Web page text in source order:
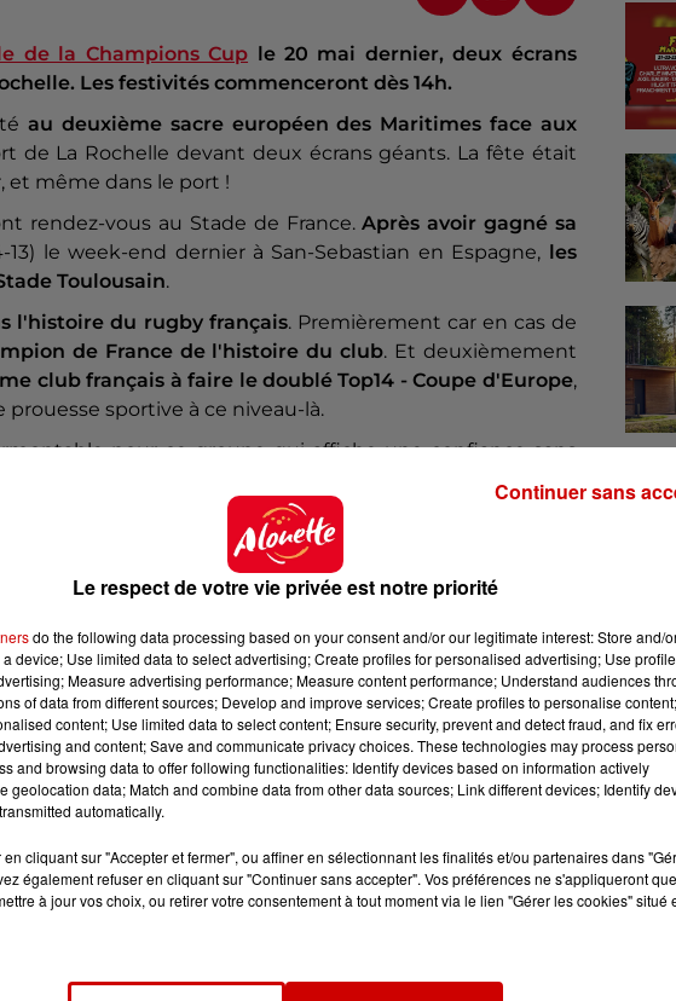
de la Champions Cup le 20 mai dernier, deux écrans
Les festivités commenceront dès 14h.
au deuxième sacre européen des Maritimes face aux
de La Rochelle devant deux écrans géants. La fête était
et même dans le port !
rendez-vous au Stade de France.Après avoir gagné sa
13) le week-end dernier à San-Sebastian en Espagne, les
Toulousain.
l'histoire du rugby français. Premièrement car en cas de
de France de l'histoire du club. Et deuxièmement
club français à faire le doublé Top14 - Coupe d'Europe,
prouesse sportive à ce niveau-là.
pour ce groupe qui affiche une confiance sans
de Romain Sazy,
. D'abord par les supporters présents au Stade de France.
qui resteront dans la cité rochelaise
du match sur le Vieux-Port, grâce à l'installation
à la circulation.
sera très bas à partir de 20h30, il seraformellement
Le respect de votre vie privée est notre priorité
do the following data processing based on your consent and/or our legitimate interest: Store and/
device; Use limited data to select advertising; Create profiles for personalised advertising; Use
Measure advertising performance; Measure content performance; Understand audiences
of data from different sources; Develop and improve services; Create profiles to personalise
content; Use limited data to select content; Ensure security, prevent and detect fraud, and fix
and content; Save and communicate privacy choices. These technologies may process
and browsing data to offer following functionalities: Identify devices based on information actively
geolocation data; Match and combine data from other data sources; Link different devices; Identify
automatically.
cliquant sur "Accepter et fermer", ou affiner en sélectionnant les finalités et/ou partenaires dans
également refuser en cliquant sur "Continuer sans accepter". Vos préférences ne s'appliqueront
à jour vos choix, ou retirer votre consentement à tout moment via le lien "Gérer les cookies" situé
Continuer sans